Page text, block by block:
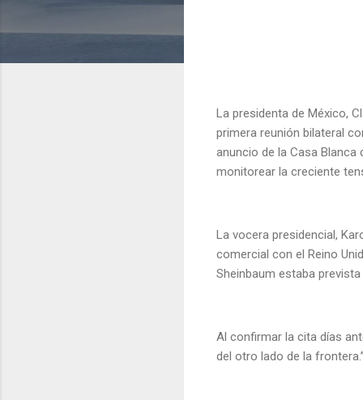
La presidenta de México,
primera reunión bilateral
anuncio de la Casa
monitorear la creciente
La vocera presidencial,
comercial con el Reino
Sheinbaum estaba
Al confirmar la cita días
del otro lado de la